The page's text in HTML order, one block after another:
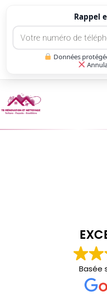
Rappel
Données
Basée